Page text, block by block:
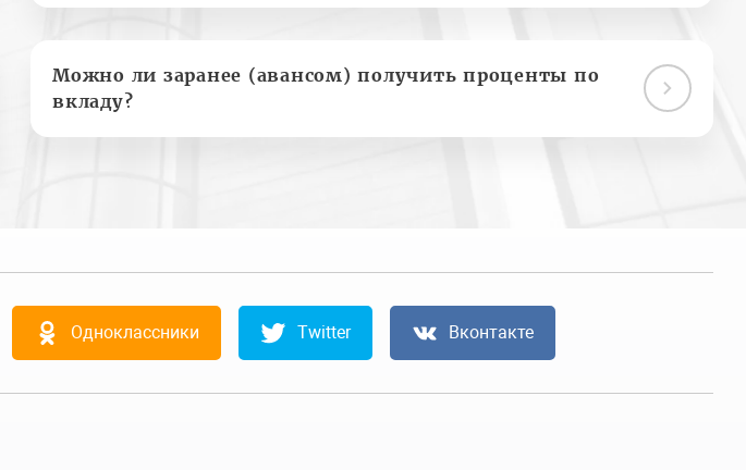
Можно ли заранее (авансом) получить проценты по
вкладу?
Одноклассники Twitter Вконтакте